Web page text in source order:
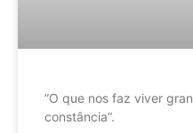
”O que nos faz viver
constância”.